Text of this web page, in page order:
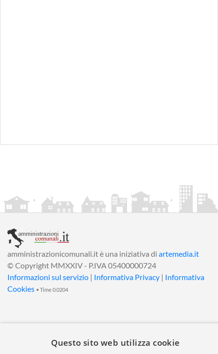
amministrazionicomunali.it è una iniziativa di artemedia.it
© Copyright MMXXIV - P.IVA 05400000724
Informazioni sul servizio | Informativa Privacy | Informativa
Cookies • Time 0.0204
Questo sito web utilizza cookie